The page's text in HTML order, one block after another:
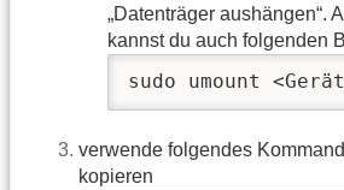
„Datenträger aushängen“.
kannst du auch folgenden
sudo umount
verwende folgendes
kopieren